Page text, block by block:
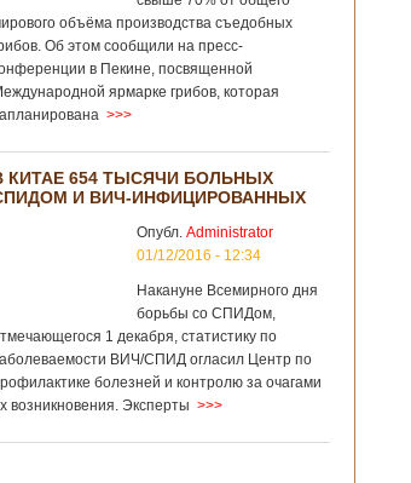
объёма производства съедобных
Об этом сообщили на пресс-
в Пекине, посвященной
ярмарке грибов, которая
>>>
КИТАЕ 654 ТЫСЯЧИ БОЛЬНЫХ
И ВИЧ-ИНФИЦИРОВАННЫХ
Опубл. Administrator
01/12/2016 - 12:34
Накануне Всемирного дня
борьбы со СПИДом,
1 декабря, статистику по
ВИЧ/СПИД огласил Центр по
болезней и контролю за очагами
возникновения. Эксперты >>>